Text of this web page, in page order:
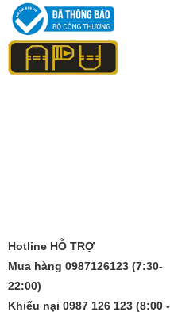
Hotline HỖ TRỢ
Mua hàng 0987126123 (7:30-
22:00)
Khiếu nại 0987 126 123 (8:00 -